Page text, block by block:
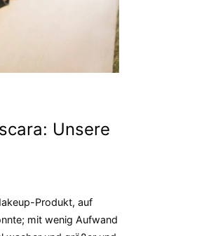
Unsere
Produkt, auf
mit wenig Aufwand